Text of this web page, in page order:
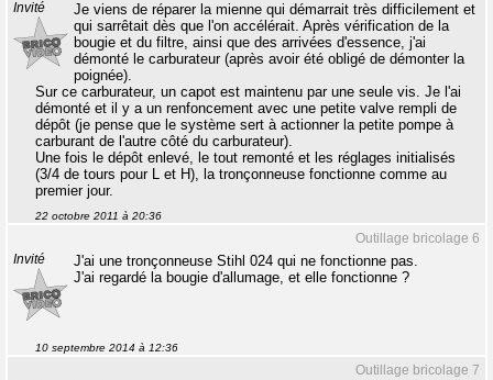
Invité
Je viens de réparer la mienne qui démarrait très difficilement et
qui sarrêtait dès que l'on accélérait. Après vérification de la
bougie et du filtre, ainsi que des arrivées d'essence, j'ai
démonté le carburateur (après avoir été obligé de démonter la
poignée).
Sur ce carburateur, un capot est maintenu par une seule vis. Je l'ai
démonté et il y a un renfoncement avec une petite valve rempli de
dépôt (je pense que le système sert à actionner la petite pompe à
carburant de l'autre côté du carburateur).
Une fois le dépôt enlevé, le tout remonté et les réglages initialisés
(3/4 de tours pour L et H), la tronçonneuse fonctionne comme au
premier jour.
22 octobre 2011 à 20:36
Outillage bricolage 6
Invité
J'ai une tronçonneuse Stihl 024 qui ne fonctionne pas.
J'ai regardé la bougie d'allumage, et elle fonctionne ?
10 septembre 2014 à 12:36
Outillage bricolage 7